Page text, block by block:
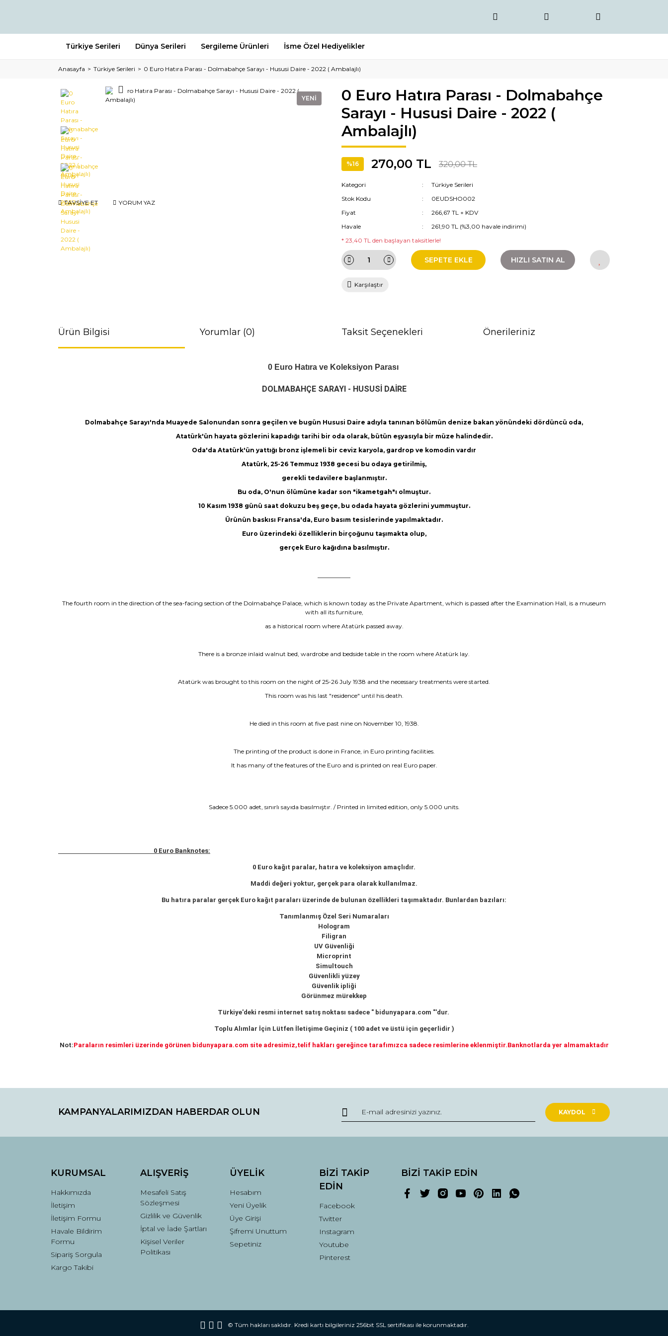
Türkiye Serileri Dünya Serileri Sergileme Ürünleri İsme Özel Hediyelikler
Anasayfa Türkiye Serileri 0 Euro Hatıra Parası - Dolmabahçe Sarayı - Hususi Daire - 2022 ( Ambalajlı)
YENİ
TAVSİYE ET YORUM YAZ
0 Euro Hatıra Parası - Dolmabahçe
Sarayı - Hususi Daire - 2022 (
Ambalajlı)
%16 270,00 TL 320,00 TL
Kategori
Türkiye Serileri
Stok Kodu
0EUDSHO002
Fiyat
266,67 TL + KDV
Havale
261,90 TL (%3,00 havale indirimi)
* 23,40 TL den başlayan taksitlerle!
SEPETE EKLE HIZLI SATIN AL
Karşılaştır
Ürün Bilgisi Yorumlar (0) Taksit Seçenekleri Önerileriniz
0 Euro Hatıra ve Koleksiyon Parası
DOLMABAHÇE SARAYI - HUSUSİ DAİRE
Dolmabahçe Sarayı'nda Muayede Salonundan sonra geçilen ve bugün Hususi Daire adıyla tanınan bölümün denize bakan yönündeki dördüncü oda,
Atatürk'ün hayata gözlerini kapadığı tarihi bir oda olarak, bütün eşyasıyla bir müze halindedir.
Oda'da Atatürk'ün yattığı bronz işlemeli bir ceviz karyola, gardrop ve komodin vardır
Atatürk, 25-26 Temmuz 1938 gecesi bu odaya getirilmiş,
gerekli tedavilere başlanmıştır.
Bu oda, O'nun ölümüne kadar son "ikametgah"ı olmuştur.
10 Kasım 1938 günü saat dokuzu beş geçe, bu odada hayata gözlerini yummuştur.
Ürünün baskısı Fransa'da, Euro basım tesislerinde yapılmaktadır.
Euro üzerindeki özelliklerin birçoğunu taşımakta olup,
gerçek Euro kağıdına basılmıştır.
The fourth room in the direction of the sea-facing section of the Dolmabahçe Palace, which is known today as the Private Apartment, which is passed after the Examination Hall, is a museum
with all its furniture,
as a historical room where Atatürk passed away.
There is a bronze inlaid walnut bed, wardrobe and bedside table in the room where Atatürk lay.
Atatürk was brought to this room on the night of 25-26 July 1938 and the necessary treatments were started.
This room was his last "residence" until his death.
He died in this room at five past nine on November 10, 1938.
The printing of the product is done in France, in Euro printing facilities.
It has many of the features of the Euro and is printed on real Euro paper.
Sadece 5.000 adet, sınırlı sayıda basılmıştır. / Printed in limited edition, only 5.000 units.
0 Euro Banknotes:
0 Euro kağıt paralar, hatıra ve koleksiyon amaçlıdır.
Maddi değeri yoktur, gerçek para olarak kullanılmaz.
Bu hatıra paralar gerçek Euro kağıt paraları üzerinde de bulunan özellikleri taşımaktadır. Bunlardan bazıları:
Tanımlanmış Özel Seri Numaraları
Hologram
Filigran
UV Güvenliği
Microprint
Simultouch
Güvenlikli yüzey
Güvenlik ipliği
Görünmez mürekkep
Türkiye'deki resmi internet satış noktası sadece " bidunyapara.com "'dur.
Toplu Alımlar İçin Lütfen İletişime Geçiniz ( 100 adet ve üstü için geçerlidir )
Not:Paraların resimleri üzerinde görünen bidunyapara.com site adresimiz,telif hakları gereğince tarafımızca sadece resimlerine eklenmiştir.Banknotlarda yer almamaktadır
Yorum Yaz
Görüş ve önerileriniz için teşekkür ederiz.
Ürün resmi kalitesiz, bozuk veya görüntülenemiyor.
Ürün bilgilerinde hatalar bulunuyor.
Bu ürüne benzer farklı alternatifler olmalı.
Gönder
KAMPANYALARIMIZDAN HABERDAR OLUN KAYDOL
KURUMSAL
Hakkımızda
İletişim
İletişim Formu
Havale Bildirim
Formu
Sipariş Sorgula
Kargo Takibi
ALIŞVERİŞ
Mesafeli Satış
Sözleşmesi
Gizlilik ve Güvenlik
İptal ve İade Şartları
Kişisel Veriler
Politikası
ÜYELİK
Hesabım
Yeni Üyelik
Üye Girişi
Şifremi Unuttum
Sepetiniz
BİZİ TAKİP
EDİN
Facebook
Twitter
Instagram
Youtube
Pinterest
BİZİ TAKİP EDİN
© Tüm hakları saklıdır. Kredi kartı bilgileriniz 256bit SSL sertifikası ile korunmaktadır.